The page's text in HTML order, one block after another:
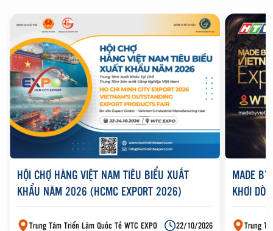
KHÁM PHÁ SỰ KIỆN TẠI WTC
HỘI CHỢ HÀNG VIỆT NAM TIÊU BIỂU XUẤT
KHẨU NĂM 2026 (HCMC EXPORT 2026)
Trung Tâm Triển Lãm Quốc Tế WTC EXPO 22/10/2026
MADE
KHƠI
VINH
Trung